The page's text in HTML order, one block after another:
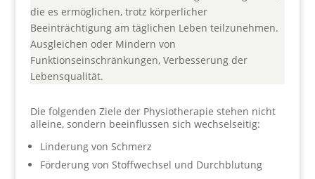
die es ermöglichen, trotz körperlicher
Beeinträchtigung am täglichen Leben teilzunehmen.
Ausgleichen oder Mindern von
Funktionseinschränkungen, Verbesserung der
Lebensqualität.
Die folgenden Ziele der Physiotherapie stehen nicht
alleine, sondern beeinflussen sich wechselseitig:
Linderung von Schmerz
Förderung von Stoffwechsel und Durchblutung